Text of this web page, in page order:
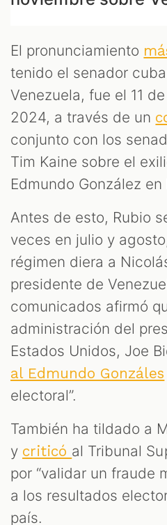
El pronunciamiento
tenido el senador
Venezuela, fue el 11
2024, a través de un
conjunto con los
Tim Kaine sobre el
Edmundo González en
Antes de esto, Rubio
veces en julio y
régimen diera a
presidente de
comunicados afirmó
administración del
Estados Unidos, Joe
al Edmundo Gonzáles
electoral”.
También ha tildado a
y criticó al Tribunal
por “validar un fraude
a los resultados
país.